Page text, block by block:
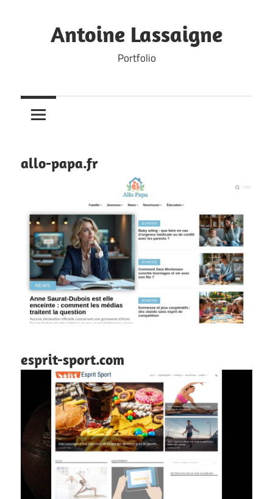
contentAntoine Lassaigne
Portfolio
allo-papa.fr
esprit-sport.com